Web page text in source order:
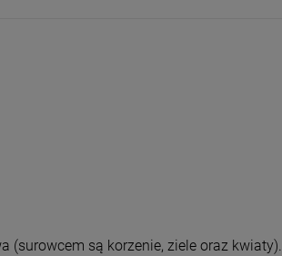
(surowcem są korzenie, ziele oraz kwiaty).